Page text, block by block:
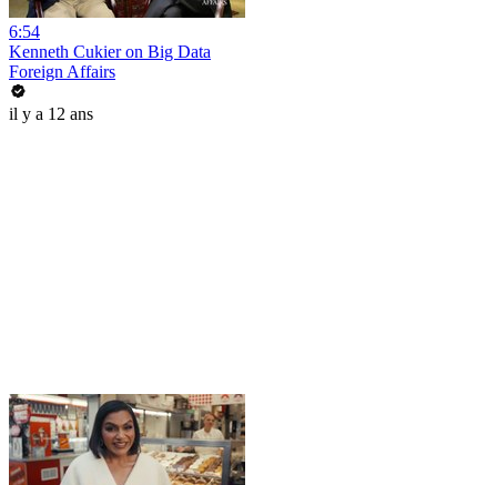
6:54
Kenneth Cukier on Big Data
Foreign Affairs
il y a 12 ans